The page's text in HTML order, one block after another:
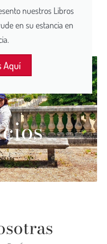
nuestros Libros
en su estancia en
Aquí